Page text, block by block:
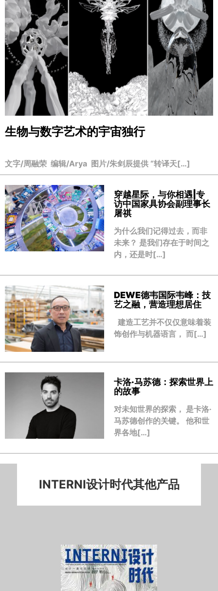
生物与数字艺术的宇宙独行
文字/周融荣 编辑/Arya 图片/朱剑辰提供 “转译天[…]
穿越星际，与你相遇|专
访中国家具协会副理事长
屠祺
为什么我们记得过去，而非
未来？ 是我们存在于时间之
内，还是时[…]
DEWE德韦国际韦峰：技
艺之融，营造理想居住
建造工艺并不仅仅意味着装
饰创作与机器语言， 而[…]
卡洛·马苏德：探索世界上
的故事
对未知世界的探索， 是卡洛·
马苏德创作的关键。 他和世
界各地[…]
INTERNI设计时代其他产品